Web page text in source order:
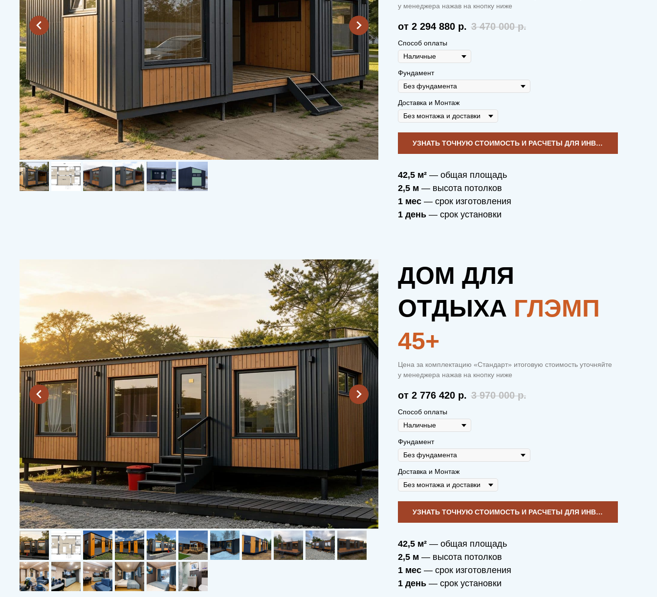
у менеджера нажав на кнопку ниже
от 2 294 880 р. 3 470 000 р.
Способ оплаты
Фундамент
Доставка и Монтаж
УЗНАТЬ ТОЧНУЮ СТОИМОСТЬ И РАСЧЕТЫ ДЛЯ ИНВЕСТИЦИЙ
42,5 м² — общая площадь
2,5 м — высота потолков
1 мес — срок изготовления
1 день — срок установки
ДОМ ДЛЯ
ОТДЫХА ГЛЭМП
45+
Цена за комплектацию «Стандарт» итоговую стоимость уточняйте
у менеджера нажав на кнопку ниже
от 2 776 420 р. 3 970 000 р.
Способ оплаты
Фундамент
Доставка и Монтаж
УЗНАТЬ ТОЧНУЮ СТОИМОСТЬ И РАСЧЕТЫ ДЛЯ ИНВЕСТИЦИЙ
42,5 м² — общая площадь
2,5 м — высота потолков
1 мес — срок изготовления
1 день — срок установки